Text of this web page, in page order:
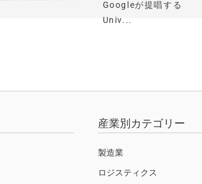
Googleが提唱する
Univ...
産業別カテゴリー
製造業
ロジスティクス